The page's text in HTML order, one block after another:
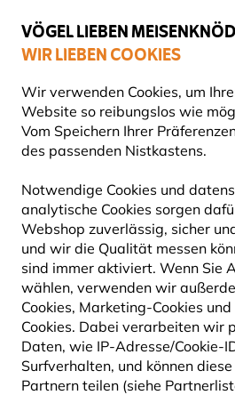
VÖGEL LIEBEN
WIR LIEBEN COOKIES
Wir verwenden Cookies, um
Website so reibungslos wie
Vom Speichern Ihrer
des passenden Nistkastens.
Notwendige Cookies und
analytische Cookies sorgen
Webshop zuverlässig, sicher
und wir die Qualität messen
sind immer aktiviert. Wenn Sie
wählen, verwenden wir
Cookies, Marketing-Cookies
Cookies. Dabei verarbeiten wir
Daten, wie IP-Adresse/Cookie-
Surfverhalten, und können
Partnern teilen (siehe
Top-bewertet in 11
Gratis Versand
Vogelfuttersysteme
VOGELSCHUTZ FÜR
Jedes Jahr sterben in
sie gegen Fensterscheiben
Hier mehr erfahren. Mehr lesen
5Produkte